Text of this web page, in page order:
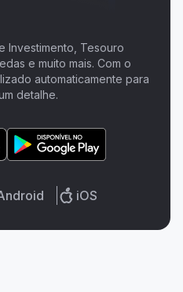
Investimento, Tesouro
e muito mais. Com o
automaticamente para
detalhe.
iOS